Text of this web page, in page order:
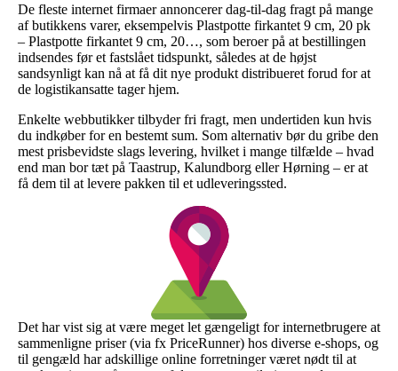
De fleste internet firmaer annoncerer dag-til-dag fragt på mange
af butikkens varer, eksempelvis Plastpotte firkantet 9 cm, 20 pk
– Plastpotte firkantet 9 cm, 20…, som beroer på at bestillingen
indsendes før et fastslået tidspunkt, således at de højst
sandsynligt kan nå at få dit nye produkt distribueret forud for at
de logistikansatte tager hjem.
Enkelte webbutikker tilbyder fri fragt, men undertiden kun hvis
du indkøber for en bestemt sum. Som alternativ bør du gribe den
mest prisbevidste slags levering, hvilket i mange tilfælde – hvad
end man bor tæt på Taastrup, Kalundborg eller Hørning – er at
få dem til at levere pakken til et udleveringssted.
Det har vist sig at være meget let gængeligt for internetbrugere at
sammenligne priser (via fx PriceRunner) hos diverse e-shops, og
til gengæld har adskillige online forretninger været nødt til at